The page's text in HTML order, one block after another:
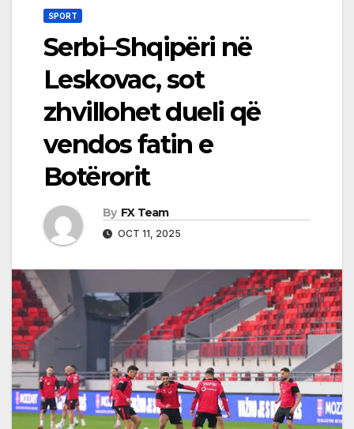
SPORT
Serbi–Shqipëri në
Leskovac, sot
zhvillohet dueli që
vendos fatin e
Botërorit
By FX Team
OCT 11, 2025